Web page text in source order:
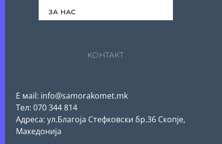
ЗА НАС
КОНТАКТ
Е мail: info@samorakomet.mk
Тел: 070 344 814
Адреса: ул.Благоја Стефковски бр.36 Скопје,
Македонија